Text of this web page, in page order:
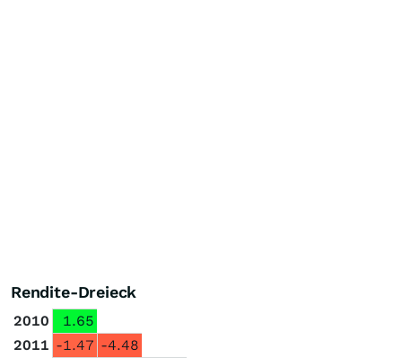
Rendite-Dreieck
2010
1.65
2011 -1.47 -4.48